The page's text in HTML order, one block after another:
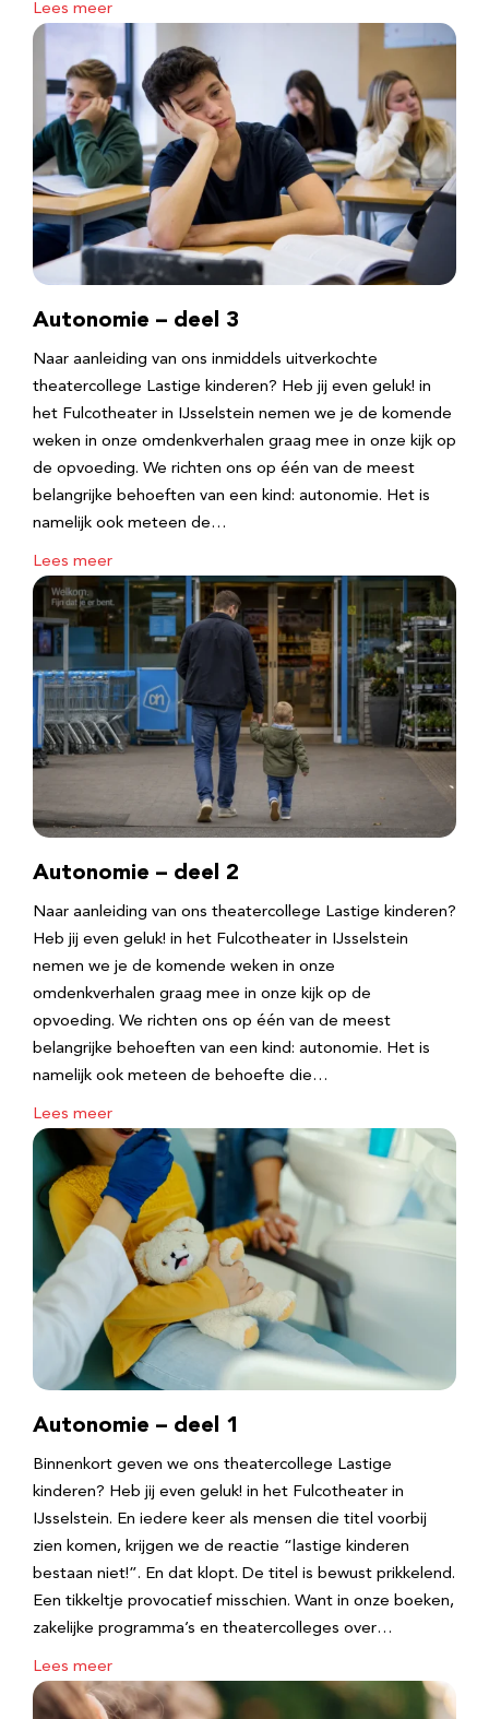
Lees meer
Autonomie – deel 3
Naar aanleiding van ons inmiddels uitverkochte
theatercollege Lastige kinderen? Heb jij even geluk! in
het Fulcotheater in IJsselstein nemen we je de komende
weken in onze omdenkverhalen graag mee in onze kijk op
de opvoeding. We richten ons op één van de meest
belangrijke behoeften van een kind: autonomie. Het is
namelijk ook meteen de…
Lees meer
Autonomie – deel 2
Naar aanleiding van ons theatercollege Lastige kinderen?
Heb jij even geluk! in het Fulcotheater in IJsselstein
nemen we je de komende weken in onze
omdenkverhalen graag mee in onze kijk op de
opvoeding. We richten ons op één van de meest
belangrijke behoeften van een kind: autonomie. Het is
namelijk ook meteen de behoefte die…
Lees meer
Autonomie – deel 1
Binnenkort geven we ons theatercollege Lastige
kinderen? Heb jij even geluk! in het Fulcotheater in
IJsselstein. En iedere keer als mensen die titel voorbij
zien komen, krijgen we de reactie “lastige kinderen
bestaan niet!”. En dat klopt. De titel is bewust prikkelend.
Een tikkeltje provocatief misschien. Want in onze boeken,
zakelijke programma’s en theatercolleges over…
Lees meer